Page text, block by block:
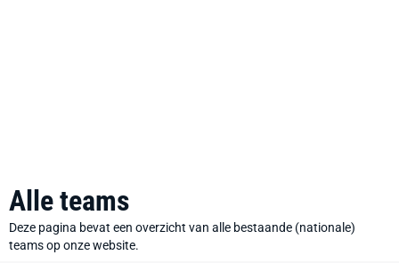
Alle teams
Deze pagina bevat een overzicht van alle bestaande (nationale)
teams op onze website.